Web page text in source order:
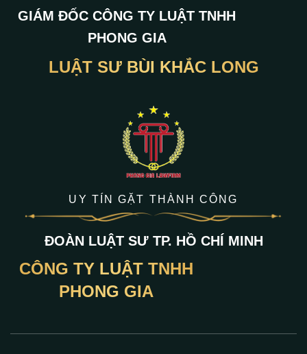
GIÁM ĐỐC CÔNG TY LUẬT TNHH
PHONG GIA
LUẬT SƯ BÙI KHẮC LONG
UY TÍN GẶT THÀNH CÔNG
ĐOÀN LUẬT SƯ TP. HỒ CHÍ MINH
CÔNG TY LUẬT TNHH
PHONG GIA